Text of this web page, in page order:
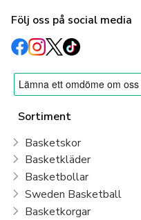
Följ oss på social media
Sortiment
Basketskor
Basketkläder
Basketbollar
Sweden Basketball
Basketkorgar